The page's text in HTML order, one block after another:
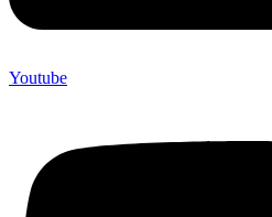
Youtube